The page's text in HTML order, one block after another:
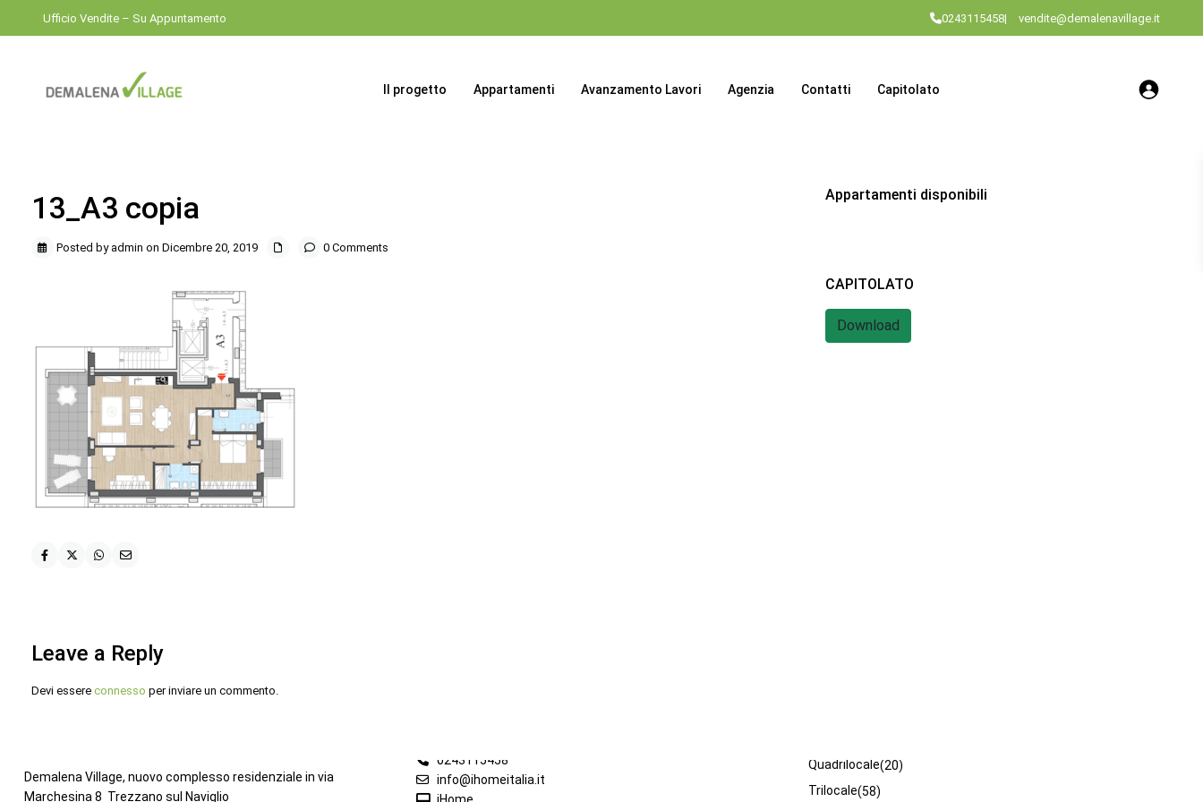
Ufficio Vendite – Su Appuntamento 0243115458| vendite@demalenavillage.it
Il progetto Appartamenti Avanzamento Lavori Agenzia Contatti Capitolato
13_A3 copia
Posted by admin on Dicembre 20, 2019 0 Comments
Leave a Reply
Devi essere connesso per inviare un commento.
Appartamenti disponibili
CAPITOLATO
Download
Demalena Village, nuovo complesso residenziale in via
Marchesina 8 Trezzano sul Naviglio
0243115458
info@ihomeitalia.it
Quadrilocale(20)
Trilocale(58)